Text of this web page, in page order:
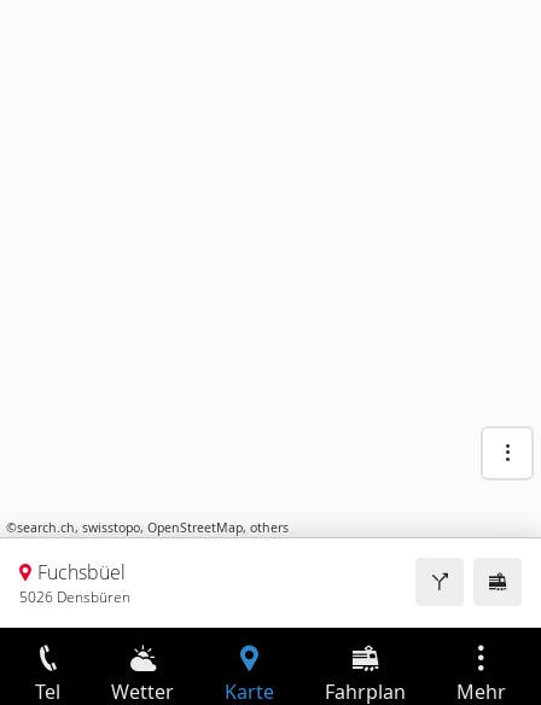
©search.ch, swisstopo, OpenStreetMap, others
Fuchsbüel
5026 Densbüren
Tel Wetter Karte Fahrplan Mehr